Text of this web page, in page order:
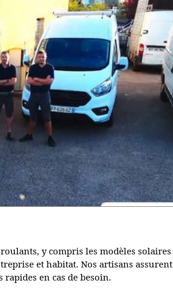
y compris les modèles solaires
et habitat. Nos artisans assurent
en cas de besoin.